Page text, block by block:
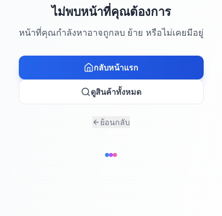
ไม่พบหน้าที่คุณต้องการ
หน้าที่คุณกำลังหาอาจถูกลบ ย้าย หรือไม่เคยมีอยู่
กลับหน้าแรก
ดูสินค้าทั้งหมด
ย้อนกลับ